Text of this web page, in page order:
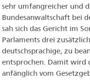
sehr umfangreicher und
Bundesanwaltschaft bei
sah sich das Gericht im
Parlaments drei
deutschsprachige, zu
entsprochen. Damit wird
anfänglich vom